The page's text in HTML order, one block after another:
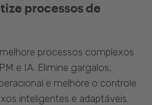
processos de
processos complexos
e IA. Elimine gargalos,
e melhore o controle
inteligentes e adaptáveis.